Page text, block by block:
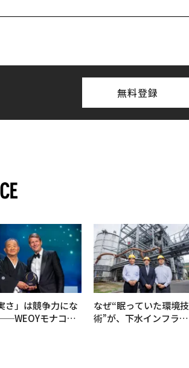
無料登録
さ」は競争力にな
モナコで
なぜ“眠っていた環境技
術”が、下水インフラを